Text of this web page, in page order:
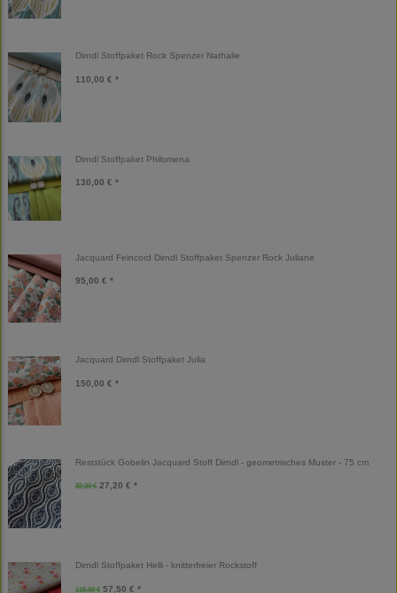
Dirndl Stoffpaket Rock Spenzer Nathalie
110,00 € *
Dirndl Stoffpaket Philomena
130,00 € *
Jacquard Feincord Dirndl Stoffpaket Spenzer Rock Juliane
95,00 € *
Jacquard Dirndl Stoffpaket Julia
150,00 € *
Reststück Gobelin Jacquard Stoff Dirndl - geometrisches Muster - 75 cm
32,00 € 27,20 € *
Dirndl Stoffpaket Helli - knitterfreier Rockstoff
115,00 € 57,50 € *